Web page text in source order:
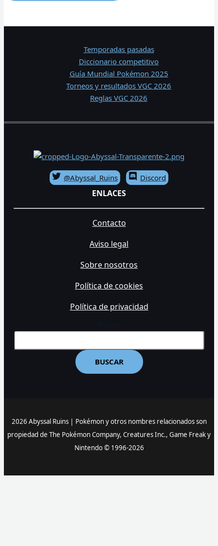
Temporadas pasadas
Diccionario competitivo
Guía Mundial Pokémon 2025
Torneos y resultados VGC 2026
Reglas VGC 2026
@Abyssal_Ruins Discord
ENLACES
Contacto
Aviso legal
Sobre nosotros
Política de cookies
Política de privacidad
BUSCAR
2026 Abyssal Ruins | Pokémon y otros nombres relacionados son
propiedad de The Pokémon Company, Creatures Inc., Game Freak y
Nintendo © 1996-2026